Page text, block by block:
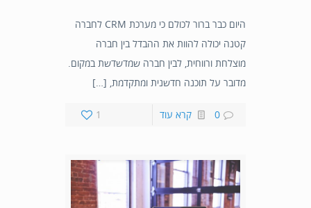
היום כבר ברור לכולם כי מערכת CRM לחברה
קטנה יכולה להוות את ההבדל בין חברה
מוצלחת ורווחית, לבין חברה שמדשדשת במקום.
מדובר על תוכנה חדשנית ומתקדמת, […]
1 0 קרא עוד